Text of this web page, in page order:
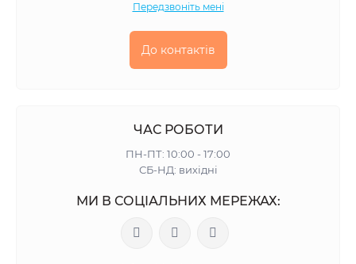
Передзвоніть мені
До контактів
ЧАС РОБОТИ
ПН-ПТ: 10:00 - 17:00
СБ-НД: вихідні
МИ В СОЦІАЛЬНИХ МЕРЕЖАХ: